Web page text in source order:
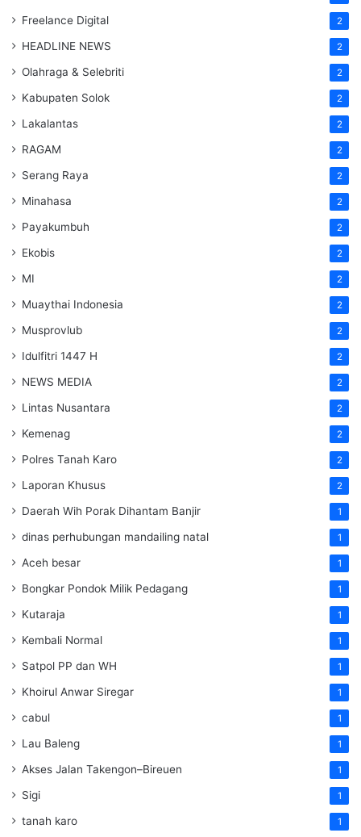
Freelance Digital 2
HEADLINE NEWS 2
Olahraga & Selebriti 2
Kabupaten Solok 2
Lakalantas 2
RAGAM 2
Serang Raya 2
Minahasa 2
Payakumbuh 2
Ekobis 2
MI 2
Muaythai Indonesia 2
Musprovlub 2
Idulfitri 1447 H 2
NEWS MEDIA 2
Lintas Nusantara 2
Kemenag 2
Polres Tanah Karo 2
Laporan Khusus 2
Daerah Wih Porak Dihantam Banjir 1
dinas perhubungan mandailing natal 1
Aceh besar 1
Bongkar Pondok Milik Pedagang 1
Kutaraja 1
Kembali Normal 1
Satpol PP dan WH 1
Khoirul Anwar Siregar 1
cabul 1
Lau Baleng 1
Akses Jalan Takengon–Bireuen 1
Sigi 1
tanah karo 1